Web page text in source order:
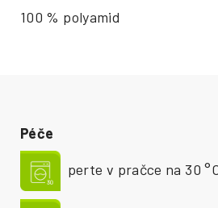
Péče
perte v pračce na 30
100 % polyamid